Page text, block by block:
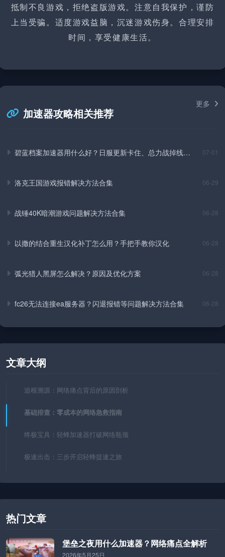
抵制不良游戏，拒绝盗版游戏。注意自我保护，谨防
上当受骗。适度游戏益脑，沉迷游戏伤身。合理安排
时间，享受健康生活。
加速器攻略相关推荐
更多
碧蓝档案加速器用什么好？日服更新卡住、总力战掉线实
07-01
洛克王国游戏报错解决方法合集 06-29
战锤40K暗潮游戏问题解决方法合集 06-28
以撒的结合重生汉化补丁怎么用？手把手教你汉化 06-28
弧光猎人黑屏怎么解决？原因及优化方案 06-28
fc26无法连接ea服务器？闪退报错等问题解决方法合集 06-28
文章大纲
追根溯源：网络痛点背后的原因剖析
基础排查：零成本的网络急救指南
终极宝具：轻蜂加速器打破网络瓶颈
极速出击：三步开启轻蜂提速之旅
热门文章
堡垒之夜用什么加速器？网络痛点全解析
2026年5月25日